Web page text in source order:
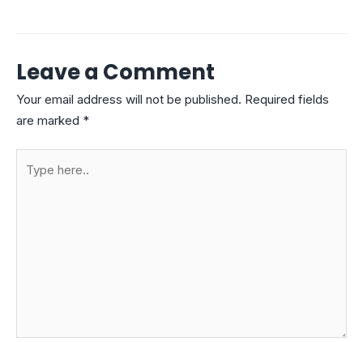
Leave a Comment
Your email address will not be published. Required fields
are marked *
here..